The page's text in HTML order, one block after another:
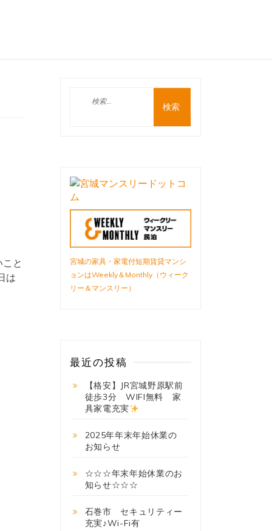
と
は
宮城の家具・家電付短期賃貸マンシ
ョンはWeekly＆Monthly（ウィーク
リー＆マンスリー）
最近の投稿
【格安】JR宮城野原駅前
徒歩3分 WIFI無料 家
具家電充実
2025年年末年始休業の
お知らせ
☆☆☆年末年始休業のお
知らせ☆☆☆
石巻市 セキュリティー
充実♪Wi-Fi有